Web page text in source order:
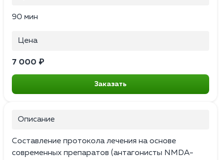
90 мин
Цена
7 000 ₽
Заказать
Описание
Составление протокола лечения на основе
современных препаратов (антагонисты NMDA-